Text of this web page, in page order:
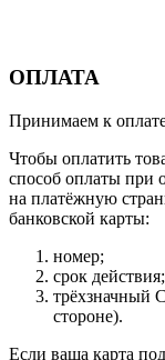
ОПЛАТА
Принимаем к
Чтобы оплатить
способ оплаты при
на платёжную
банковской карты:
номер;
срок действия;
трёхзначный
стороне).
Если ваша карта